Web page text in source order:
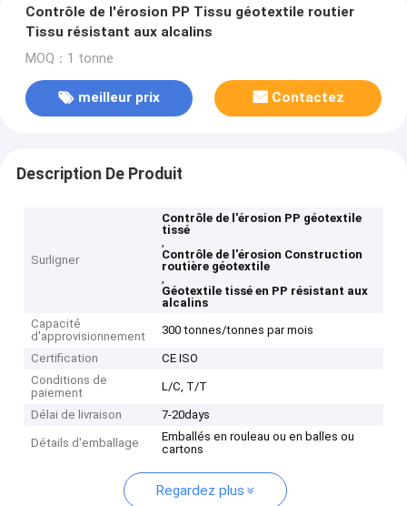
Contrôle de l'érosion PP Tissu géotextile routier
Tissu résistant aux alcalins
MOQ：1 tonne
meilleur prix Contactez
Description De Produit
Surligner
Contrôle de l'érosion PP géotextile
tissé
,
Contrôle de l'érosion Construction
routière géotextile
,
Géotextile tissé en PP résistant aux
alcalins
Capacité
d'approvisionnement
300 tonnes/tonnes par mois
Certification
CE ISO
Conditions de
paiement
L/C, T/T
Délai de livraison 7-20days
Détails d'emballage
Emballés en rouleau ou en balles ou
cartons
Regardez plus